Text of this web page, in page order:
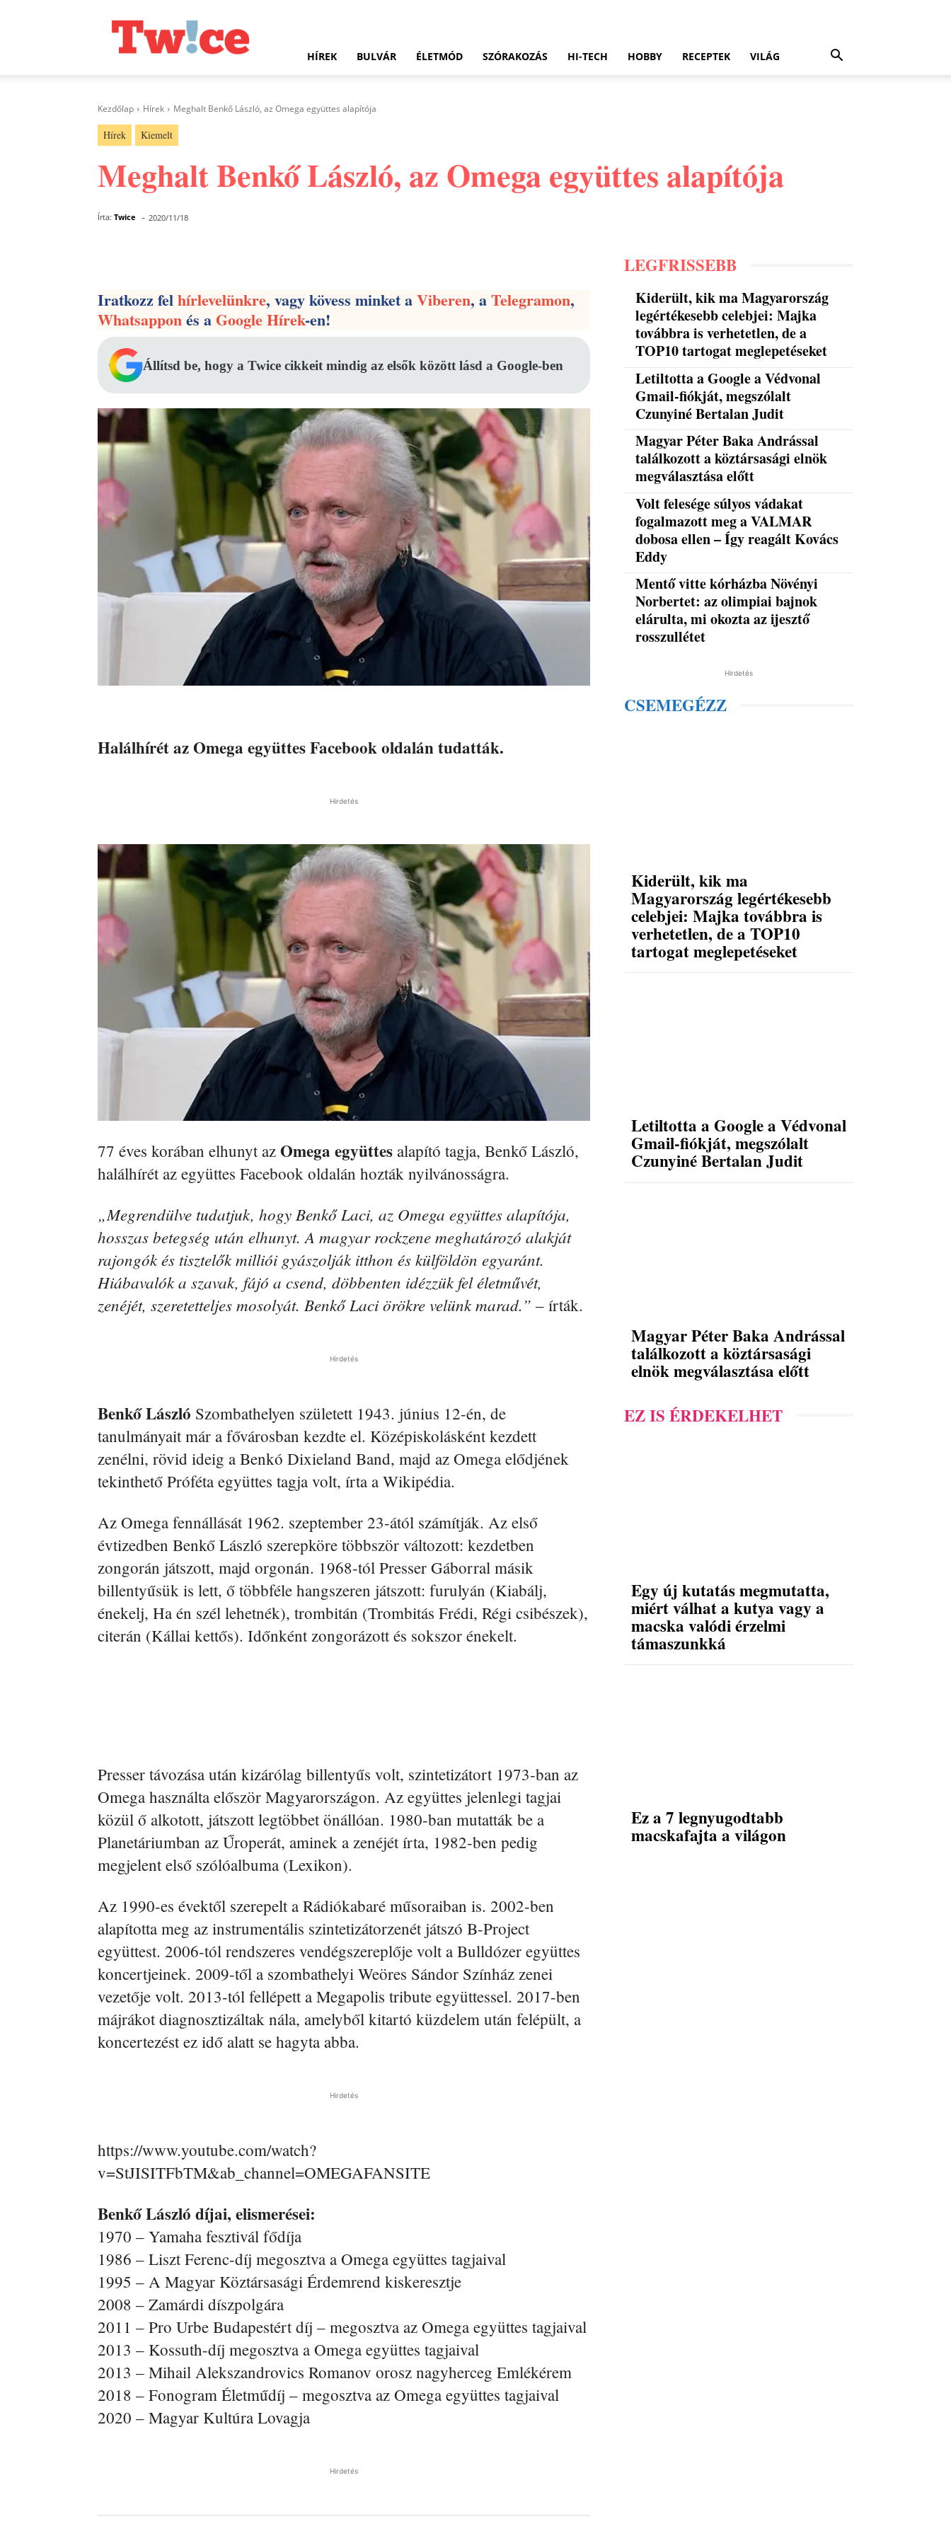
HÍREK BULVÁR ÉLETMÓD SZÓRAKOZÁS HI-TECH HOBBY RECEPTEK VILÁG
Kezdőlap Hírek Meghalt Benkő László, az Omega együttes alapítója
Hírek Kiemelt
Meghalt Benkő László, az Omega együttes alapítója
Írta: Twice - 2020/11/18
Iratkozz felhírlevelünkre, vagy kövess minket aViberen, aTelegramon,
Whatsapponés aGoogle Hírek-en!
Állítsd be, hogy a Twice cikkeit mindig az elsők között lásd a Google-ben
Halálhírét az Omega együttes Facebook oldalán tudatták.
Hirdetés
77 éves korában elhunyt az Omega együttes alapító tagja, Benkő László,
halálhírét az együttes Facebook oldalán hozták nyilvánosságra.
„Megrendülve tudatjuk, hogy Benkő Laci, az Omega együttes alapítója,
hosszas betegség után elhunyt. A magyar rockzene meghatározó alakját
rajongók és tisztelők milliói gyászolják itthon és külföldön egyaránt.
Hiábavalók a szavak, fájó a csend, döbbenten idézzük fel életművét,
zenéjét, szeretetteljes mosolyát. Benkő Laci örökre velünk marad.” – írták.
Hirdetés
Benkő László Szombathelyen született 1943. június 12-én, de
tanulmányait már a fővárosban kezdte el. Középiskolásként kezdett
zenélni, rövid ideig a Benkó Dixieland Band, majd az Omega elődjének
tekinthető Próféta együttes tagja volt, írta a Wikipédia.
Az Omega fennállását 1962. szeptember 23-ától számítják. Az első
évtizedben Benkő László szerepköre többször változott: kezdetben
zongorán játszott, majd orgonán. 1968-tól Presser Gáborral másik
billentyűsük is lett, ő többféle hangszeren játszott: furulyán (Kiabálj,
énekelj, Ha én szél lehetnék), trombitán (Trombitás Frédi, Régi csibészek),
citerán (Kállai kettős). Időnként zongorázott és sokszor énekelt.
Presser távozása után kizárólag billentyűs volt, szintetizátort 1973-ban az
Omega használta először Magyarországon. Az együttes jelenlegi tagjai
közül ő alkotott, játszott legtöbbet önállóan. 1980-ban mutatták be a
Planetáriumban az Űroperát, aminek a zenéjét írta, 1982-ben pedig
megjelent első szólóalbuma (Lexikon).
Az 1990-es évektől szerepelt a Rádiókabaré műsoraiban is. 2002-ben
alapította meg az instrumentális szintetizátorzenét játszó B-Project
együttest. 2006-tól rendszeres vendégszereplője volt a Bulldózer együttes
koncertjeinek. 2009-től a szombathelyi Weöres Sándor Színház zenei
vezetője volt. 2013-tól fellépett a Megapolis tribute együttessel. 2017-ben
májrákot diagnosztizáltak nála, amelyből kitartó küzdelem után felépült, a
koncertezést ez idő alatt se hagyta abba.
Hirdetés
https://www.youtube.com/watch?
v=StJISITFbTM&ab_channel=OMEGAFANSITE
Benkő László díjai, elismerései:
1970 – Yamaha fesztivál fődíja
1986 – Liszt Ferenc-díj megosztva a Omega együttes tagjaival
1995 – A Magyar Köztársasági Érdemrend kiskeresztje
2008 – Zamárdi díszpolgára
2011 – Pro Urbe Budapestért díj – megosztva az Omega együttes tagjaival
2013 – Kossuth-díj megosztva a Omega együttes tagjaival
2013 – Mihail Alekszandrovics Romanov orosz nagyherceg Emlékérem
2018 – Fonogram Életműdíj – megosztva az Omega együttes tagjaival
2020 – Magyar Kultúra Lovagja
Hirdetés
LEGFRISSEBB
Kiderült, kik ma Magyarország
legértékesebb celebjei: Majka
továbbra is verhetetlen, de a
TOP10 tartogat meglepetéseket
Letiltotta a Google a Védvonal
Gmail-fiókját, megszólalt
Czunyiné Bertalan Judit
Magyar Péter Baka Andrással
találkozott a köztársasági elnök
megválasztása előtt
Volt felesége súlyos vádakat
fogalmazott meg a VALMAR
dobosa ellen – Így reagált Kovács
Eddy
Mentő vitte kórházba Növényi
Norbertet: az olimpiai bajnok
elárulta, mi okozta az ijesztő
rosszullétet
Hirdetés
CSEMEGÉZZ
Kiderült, kik ma
Magyarország legértékesebb
celebjei: Majka továbbra is
verhetetlen, de a TOP10
tartogat meglepetéseket
Letiltotta a Google a Védvonal
Gmail-fiókját, megszólalt
Czunyiné Bertalan Judit
Magyar Péter Baka Andrással
találkozott a köztársasági
elnök megválasztása előtt
EZ IS ÉRDEKELHET
Egy új kutatás megmutatta,
miért válhat a kutya vagy a
macska valódi érzelmi
támaszunkká
Ez a 7 legnyugodtabb
macskafajta a világon